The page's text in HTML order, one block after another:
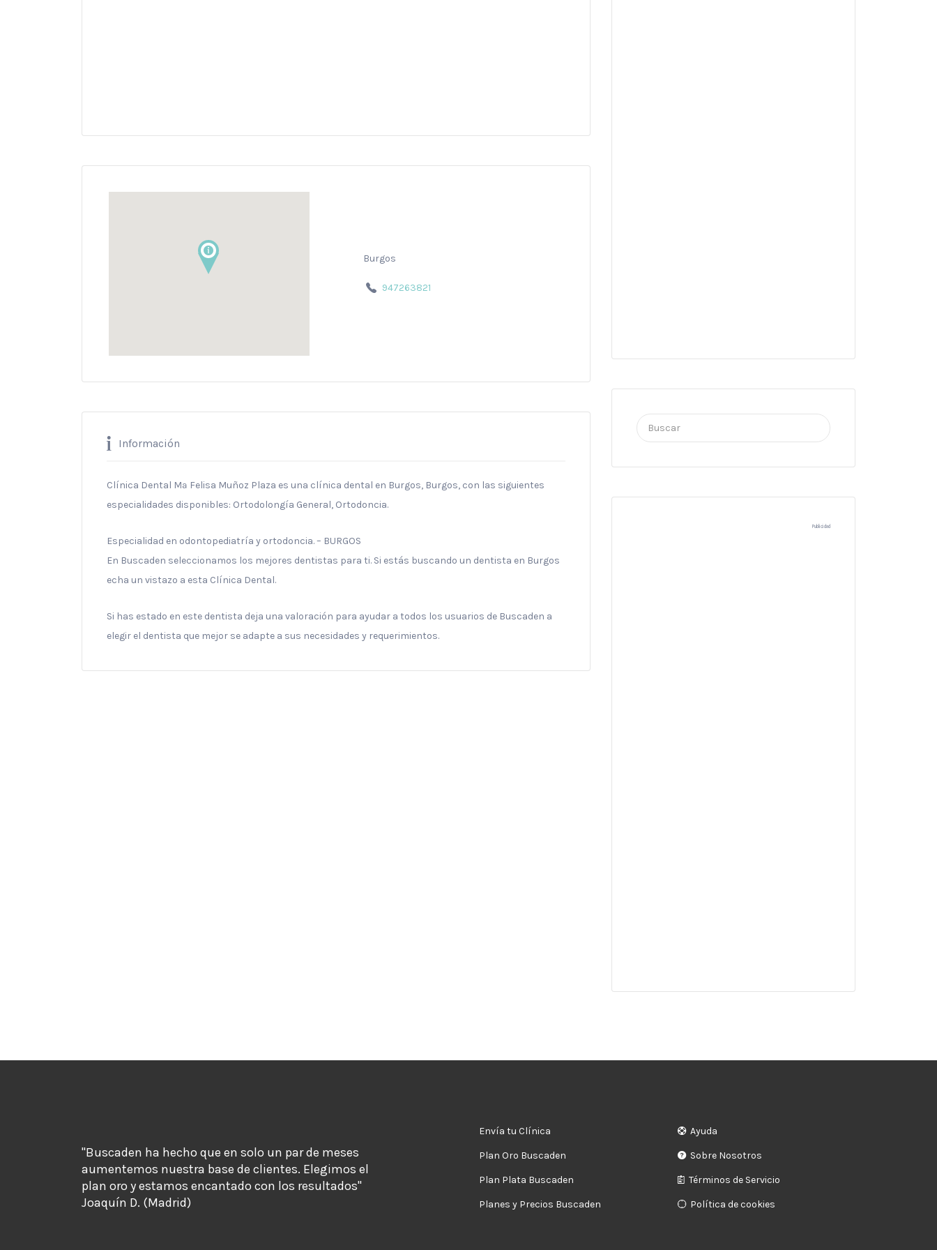
Burgos
947263821
Información
Clínica Dental Mª Felisa Muñoz Plaza es una clínica dental en Burgos, Burgos, con las siguientes
especialidades disponibles: Ortodolongía General, Ortodoncia.
Especialidad en odontopediatría y ortodoncia. – BURGOS
En Buscaden seleccionamos los mejores dentistas para ti. Si estás buscando un dentista en Burgos
echa un vistazo a esta Clínica Dental.
Si has estado en este dentista deja una valoración para ayudar a todos los usuarios de Buscaden a
elegir el dentista que mejor se adapte a sus necesidades y requerimientos.
Buscar
por:
Publicidad
"Buscaden ha hecho que en solo un par de meses
aumentemos nuestra base de clientes. Elegimos el
plan oro y estamos encantado con los resultados"
Joaquín D. (Madrid)
Envía tu Clínica
Plan Oro Buscaden
Plan Plata Buscaden
Planes y Precios Buscaden
Ayuda
Sobre Nosotros
Términos de Servicio
Política de cookies